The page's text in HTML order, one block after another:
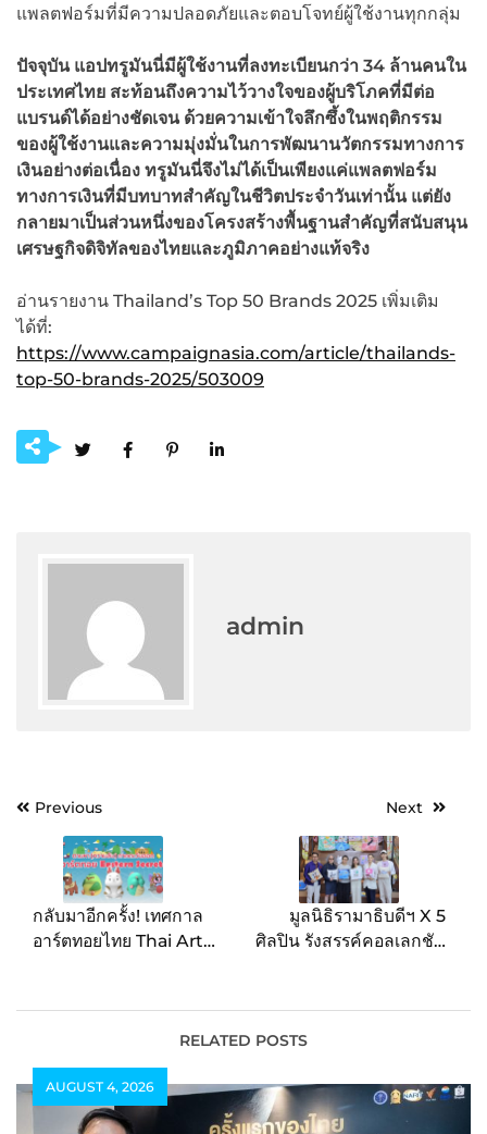
แพลตฟอร์มที่มีความปลอดภัยและตอบโจทย์ผู้ใช้งานทุกกลุ่ม
ปัจจุบัน แอปทรูมันนี่มีผู้ใช้งานที่ลงทะเบียนกว่า 34 ล้านคนใน
ประเทศไทย สะท้อนถึงความไว้วางใจของผู้บริโภคที่มีต่อ
แบรนด์ได้อย่างชัดเจน ด้วยความเข้าใจลึกซึ้งในพฤติกรรม
ของผู้ใช้งานและความมุ่งมั่นในการพัฒนานวัตกรรมทางการ
เงินอย่างต่อเนื่อง ทรูมันนี่จึงไม่ได้เป็นเพียงแค่แพลตฟอร์ม
ทางการเงินที่มีบทบาทสำคัญในชีวิตประจำวันเท่านั้น แต่ยัง
กลายมาเป็นส่วนหนึ่งของโครงสร้างพื้นฐานสำคัญที่สนับสนุน
เศรษฐกิจดิจิทัลของไทยและภูมิภาคอย่างแท้จริง
อ่านรายงาน Thailand’s Top 50 Brands 2025 เพิ่มเติม
ได้ที่:
https://www.campaignasia.com/article/thailands-
top-50-brands-2025/503009
admin
PostPrevious
กลับมาอีกครั้ง! เทศกาล
อาร์ตทอยไทย Thai Art
Next
มูลนิธิรามาธิบดีฯ X 5
ศิลปิน รังสรรค์คอลเลกชัน
ไอเทมสุดเก๋ ที่สะท้อนพลัง
RELATED POSTS
AUGUST 4, 2026